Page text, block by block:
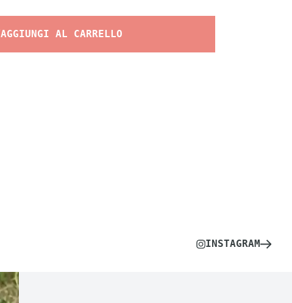
AGGIUNGI AL CARRELLO
INSTAGRAM